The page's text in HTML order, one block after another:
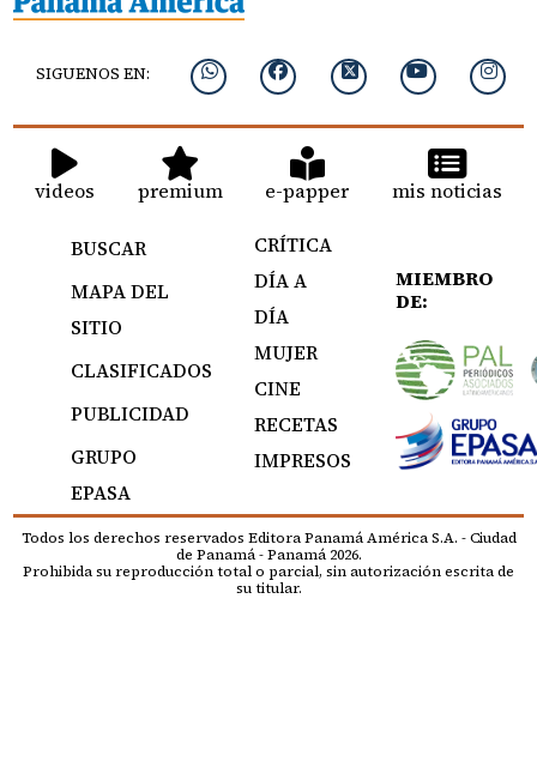
SIGUENOS EN:
videos premium e-papper mis noticias
BUSCAR
MAPA DEL
SITIO
CLASIFICADOS
PUBLICIDAD
GRUPO
EPASA
CRÍTICA
DÍA A
DÍA
MUJER
CINE
RECETAS
IMPRESOS
MIEMBRO
DE:
Todos los derechos reservados Editora Panamá América S.A. - Ciudad
de Panamá - Panamá 2026.
Prohibida su reproducción total o parcial, sin autorización escrita de
su titular.